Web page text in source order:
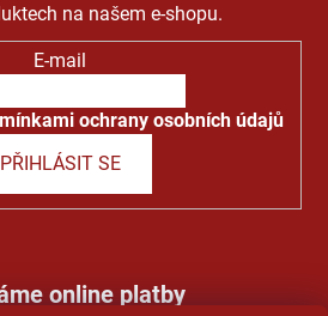
na našem e-shopu.
E-mail
ochrany osobních údajů
PŘIHLÁSIT SE
online platby